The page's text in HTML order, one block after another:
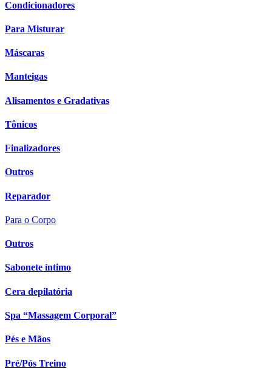
Condicionadores
Para Misturar
Máscaras
Manteigas
Alisamentos e Gradativas
Tônicos
Finalizadores
Outros
Reparador
Para o Corpo
Outros
Sabonete íntimo
Cera depilatória
Spa “Massagem Corporal”
Pés e Mãos
Pré/Pós Treino